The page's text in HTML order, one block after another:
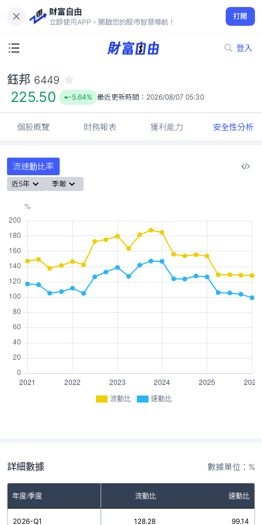
財富自由
立即使用APP，開啟您的股市智慧導航！
打開
登入
225.50
-5.64%
鈺邦 6449
225.50 -5.64% 最近更新時間： 2026/08/07 05:30
個股概覽 財務報表 獲利能力 安全性分析
流速動比率
近5年 季報
流動比 速動比
詳細數據 數據單位：%
年度/季度 流動比 速動比
2026-Q1 128.28 99.14